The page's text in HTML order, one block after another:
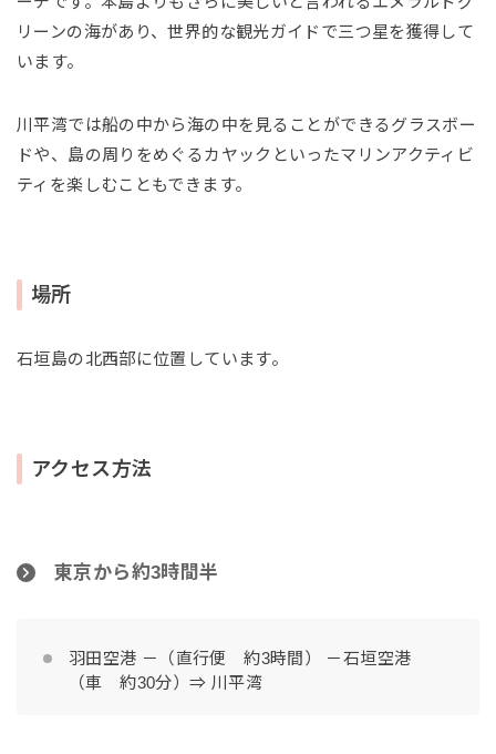
リーンの海があり、世界的な観光ガイドで三つ星を獲得して
います。
川平湾では船の中から海の中を見ることができるグラスボー
ドや、島の周りをめぐるカヤックといったマリンアクティビ
ティを楽しむこともできます。
場所
石垣島の北西部に位置しています。
アクセス方法
東京から約3時間半
羽田空港 －（直行便 約3時間） －石垣空港
（車 約30分）⇒ 川平湾